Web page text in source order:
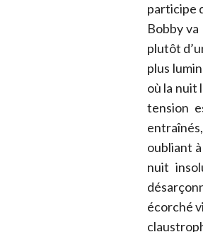
participe
Bobby
plutôt
plus
où la nuit
tension
oubliant
nuit
écorché